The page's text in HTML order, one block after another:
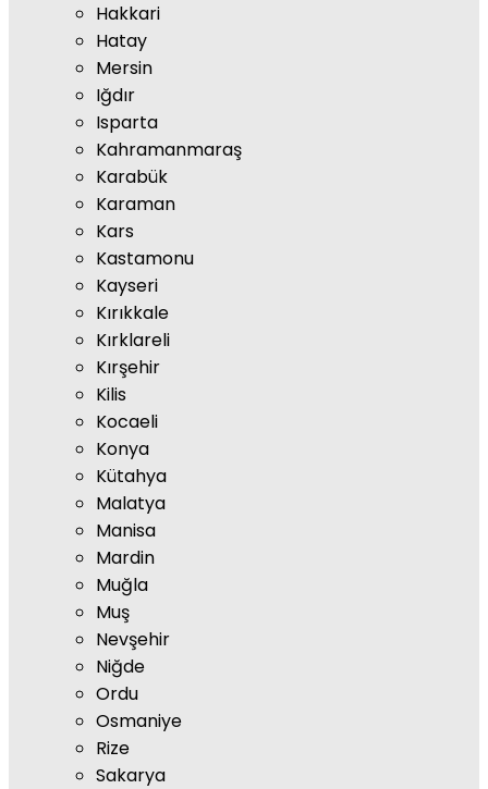
Hakkari
Hatay
Mersin
Iğdır
Isparta
Kahramanmaraş
Karabük
Karaman
Kars
Kastamonu
Kayseri
Kırıkkale
Kırklareli
Kırşehir
Kilis
Kocaeli
Konya
Kütahya
Malatya
Manisa
Mardin
Muğla
Muş
Nevşehir
Niğde
Ordu
Osmaniye
Rize
Sakarya